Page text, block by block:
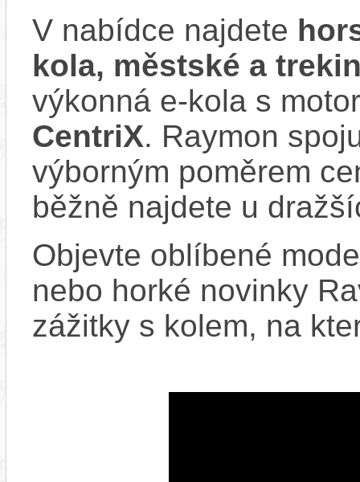
V nabídce najdete
kola, městské a
výkonná e‑kola s
CentriX. Raymon
výborným poměrem
běžně najdete u
Objevte oblíbené
nebo horké novinky
zážitky s kolem, na